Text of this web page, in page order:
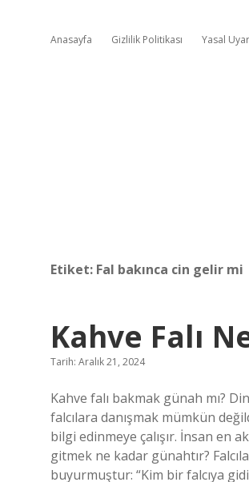
Anasayfa Gizlilik Politikası Yasal
Etiket: Fal bakınca cin gelir mi
Kahve Falı
Tarih: Aralık 21, 2024
Kahve falı bakmak günah mı?
falcılara danışmak mümkün
bilgi edinmeye çalışır. İnsan en
gitmek ne kadar günahtır?
buyurmuştur: “Kim bir falcıya